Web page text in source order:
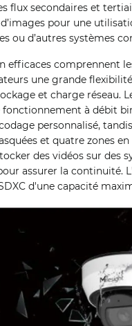
flux secondaires et
pour une
ou d’autres systèmes
efficaces comprennent
une grande
et charge réseau.
à débit
personnalisé,
et quatre zones
des vidéos sur des
assurer la
d'une capacité